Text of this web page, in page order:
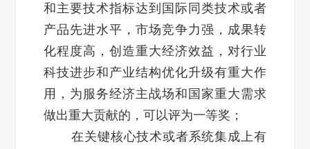
和主要技术指标达到国际同类技术或者
产品先进水平，市场竞争力强，成果转
化程度高，创造重大经济效益，对行业
科技进步和产业结构优化升级有重大作
用，为服务经济主战场和国家重大需求
做出重大贡献的，可以评为一等奖；
在关键核心技术或者系统集成上有